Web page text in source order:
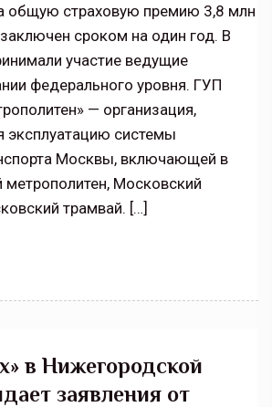
общую страховую премию 3,8 млн
сроком на один год. В
участие ведущие
федерального уровня. ГУП
— организация,
системы
Москвы, включающей в
Московский
трамвай. […]
в Нижегородской
заявления от